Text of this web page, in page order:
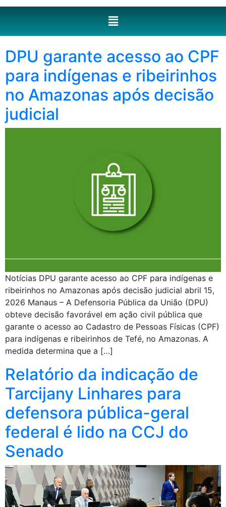
DPU garante acesso ao CPF
para indígenas e ribeirinhos
no Amazonas após decisão
judicial
Notícias DPU garante acesso ao CPF para indígenas e
ribeirinhos no Amazonas após decisão judicial abril 15,
2026 Manaus – A Defensoria Pública da União (DPU)
obteve decisão favorável em ação civil pública que
garante o acesso ao Cadastro de Pessoas Físicas (CPF)
para indígenas e ribeirinhos de Tefé, no Amazonas. A
medida determina que a […]
Relatório da indicação de
Tarcijany Linhares para
defensora pública-geral
federal é lido na CCJ do
Senado